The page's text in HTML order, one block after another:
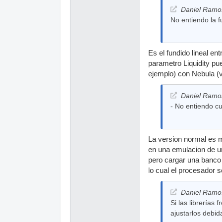
Daniel
No entiendo la
Es el fundido lineal
parametro Liquidity
ejemplo) con Nebula
Daniel
- No entiendo
La version normal es
en una emulacion de
pero cargar una
lo cual el procesador
Daniel
Si las librerías
ajustarlos